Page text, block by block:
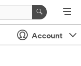
Account